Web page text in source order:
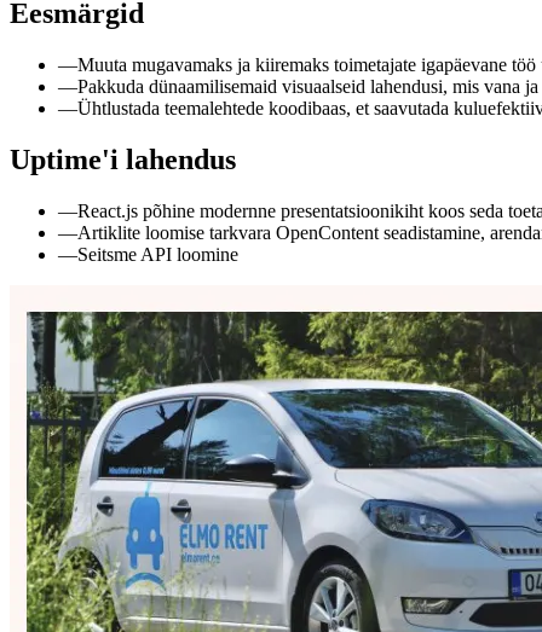
Eesmärgid
—Muuta mugavamaks ja kiiremaks toimetajate igapäevane
—Pakkuda dünaamilisemaid visuaalseid lahendusi, mis vana
—Ühtlustada teemalehtede koodibaas, et saavutada
Uptime'i lahendus
—React.js põhine modernne presentatsioonikiht koos seda
—Artiklite loomise tarkvara OpenContent seadistamine,
—Seitsme API loomine